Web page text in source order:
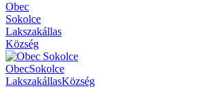
Obec
Sokolce
Lakszakállas
Község
ObecSokolce
LakszakállasKözség